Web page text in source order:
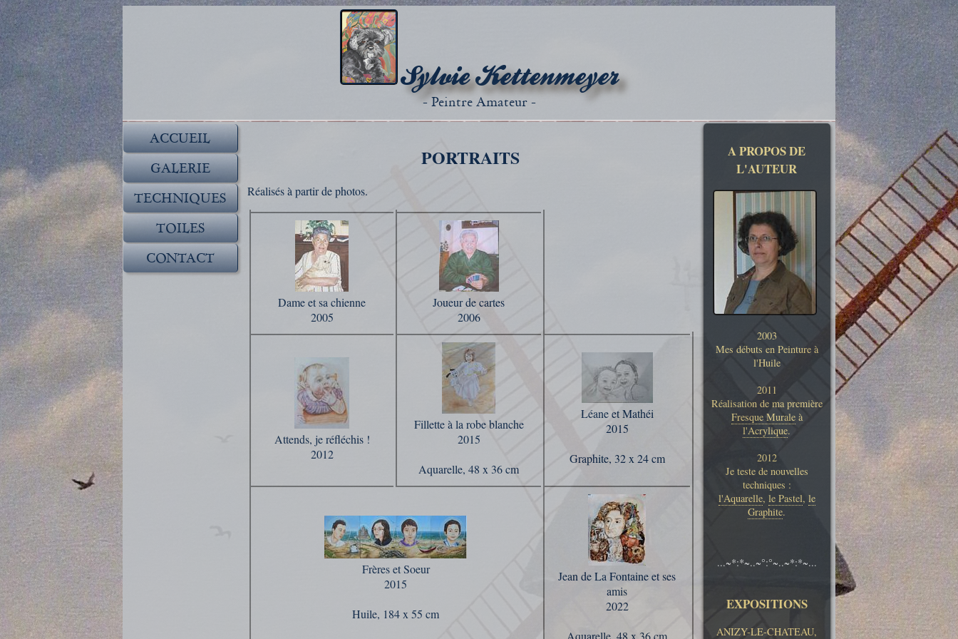
Sylvie Kettenmeyer
- Peintre Amateur -
ACCUEIL
GALERIE
TECHNIQUES
TOILES
CONTACT
PORTRAITS
Réalisés à partir de photos.
Dame et sa chienne
2005
Joueur de cartes
2006
Attends, je réfléchis !
2012
Fillette à la robe blanche
2015
Aquarelle, 48 x 36 cm
Léane et Mathéi
2015
Graphite, 32 x 24 cm
Frères et Soeur
2015
Huile, 184 x 55 cm
Jean de La Fontaine et ses
amis
2022
A PROPOS DE
L'AUTEUR
2003
Mes débuts en Peinture à
l'Huile
2011
Réalisation de ma première
Fresque Muraleà
l'Acrylique.
2012
Je teste de nouvelles
techniques :
l'Aquarelle, le Pastel, le
Graphite.
...~*:*~..~°:°~..~*:*~...
EXPOSITIONS
ANIZY-LE-CHATEAU,